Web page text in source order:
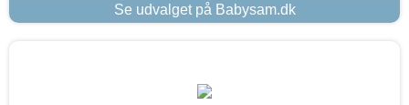
Se udvalget på Babysam.dk